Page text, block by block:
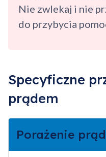
Nie zwlekaj i nie
do przybycia
Specyficzne
prądem
Porażenie